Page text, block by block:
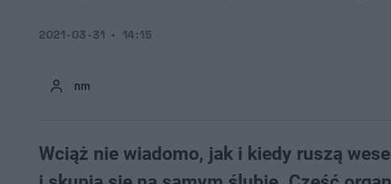
nm
2021-03-31 14:15
Wciąż nie wiadomo, jak i kiedy ruszą